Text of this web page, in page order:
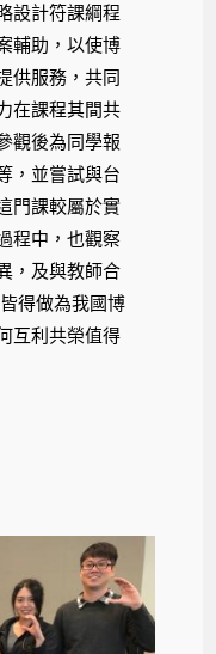
設計符課綱程
輔助，以使博
供服務，共同
在課程其間共
觀後為同學報
，並嘗試與台
門課較屬於實
程中，也觀察
，及與教師合
得做為我國博
互利共榮值得